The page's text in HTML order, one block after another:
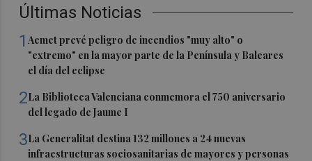
Últimas Noticias
1Aemet prevé peligro de incendios "muy alto" o
"extremo" en la mayor parte de la Península y Baleares
el día del eclipse
2La Biblioteca Valenciana conmemora el 750 aniversario
del legado de Jaume I
3La Generalitat destina 132 millones a 24 nuevas
infraestructuras sociosanitarias de mayores y personas